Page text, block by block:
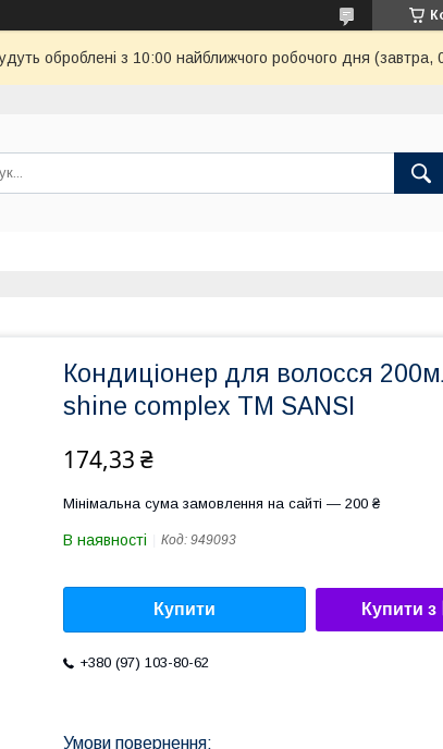
оброблені з 10:00 найближчого робочого дня (завтра,
Кондиціонер для волосся
shine complex ТМ SANSI
174,33 ₴
Мінімальна сума замовлення на сайті — 200 ₴
В наявності Код: 949093
Купити Купити з
+380 (97) 103-80-62